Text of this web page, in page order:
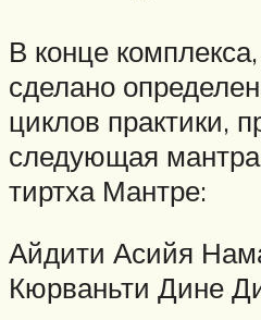
В конце
сделано
циклов практики,
следующая
тиртха Мантре:
Айдити Асийя
Кюрваньти Дине